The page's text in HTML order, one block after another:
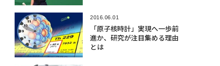
2016.06.01
「原子核時計」実現へ一歩前
進か、研究が注目集める理由
とは